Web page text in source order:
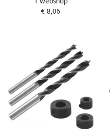
3768000
€ 8,06